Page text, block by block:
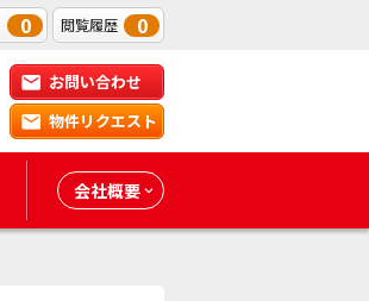
0 閲覧履歴 0
お問い合わせ
物件リクエスト
会社概要